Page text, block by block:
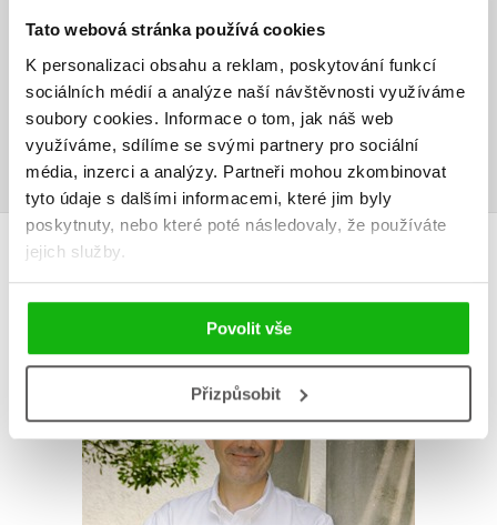
Tato webová stránka používá cookies
K personalizaci obsahu a reklam, poskytování funkcí
sociálních médií a analýze naší návštěvnosti využíváme
soubory cookies. Informace o tom, jak náš web
využíváme, sdílíme se svými partnery pro sociální
média, inzerci a analýzy. Partneři mohou zkombinovat
tyto údaje s dalšími informacemi, které jim byly
poskytnuty, nebo které poté následovaly, že používáte
jejich služby.
Povolit vše
Přizpůsobit
Vaše hodnocení
Uživatelskou recenzi mohou vkládat pouze registrovaní uživatelé
Přihlásit